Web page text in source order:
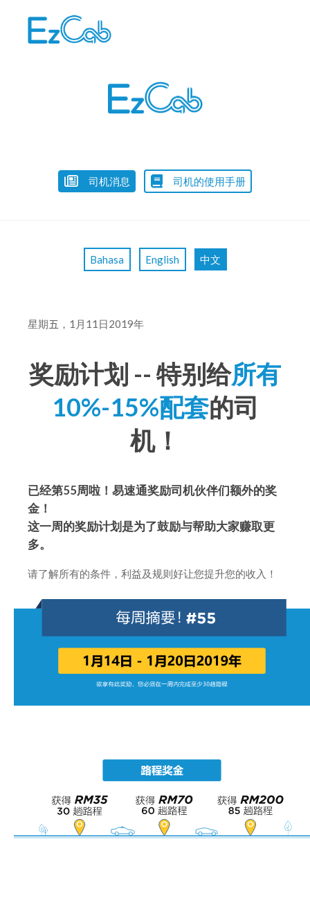
司机消息 司机的使用手册
Bahasa English 中文
星期五 ，1月11日2019年
奖励计划 -- 特别给所有
10%-15%配套的司
机！
已经第55周啦！易速通奖励司机伙伴们额外的奖
金！
这一周的奖励计划是为了鼓励与帮助大家赚取更
多。
请了解所有的条件，利益及规则好让您提升您的收入！